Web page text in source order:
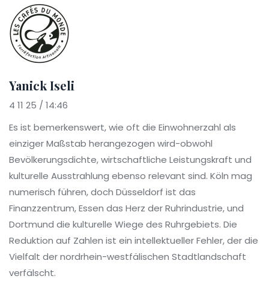
Yanick Iseli
4 11 25 / 14:46
Es ist bemerkenswert, wie oft die Einwohnerzahl als
einziger Maßstab herangezogen wird-obwohl
Bevölkerungsdichte, wirtschaftliche Leistungskraft und
kulturelle Ausstrahlung ebenso relevant sind. Köln mag
numerisch führen, doch Düsseldorf ist das
Finanzzentrum, Essen das Herz der Ruhrindustrie, und
Dortmund die kulturelle Wiege des Ruhrgebiets. Die
Reduktion auf Zahlen ist ein intellektueller Fehler, der die
Vielfalt der nordrhein-westfälischen Stadtlandschaft
verfälscht.